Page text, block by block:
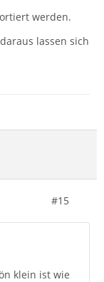
werden.
lassen sich
#15
klein ist wie